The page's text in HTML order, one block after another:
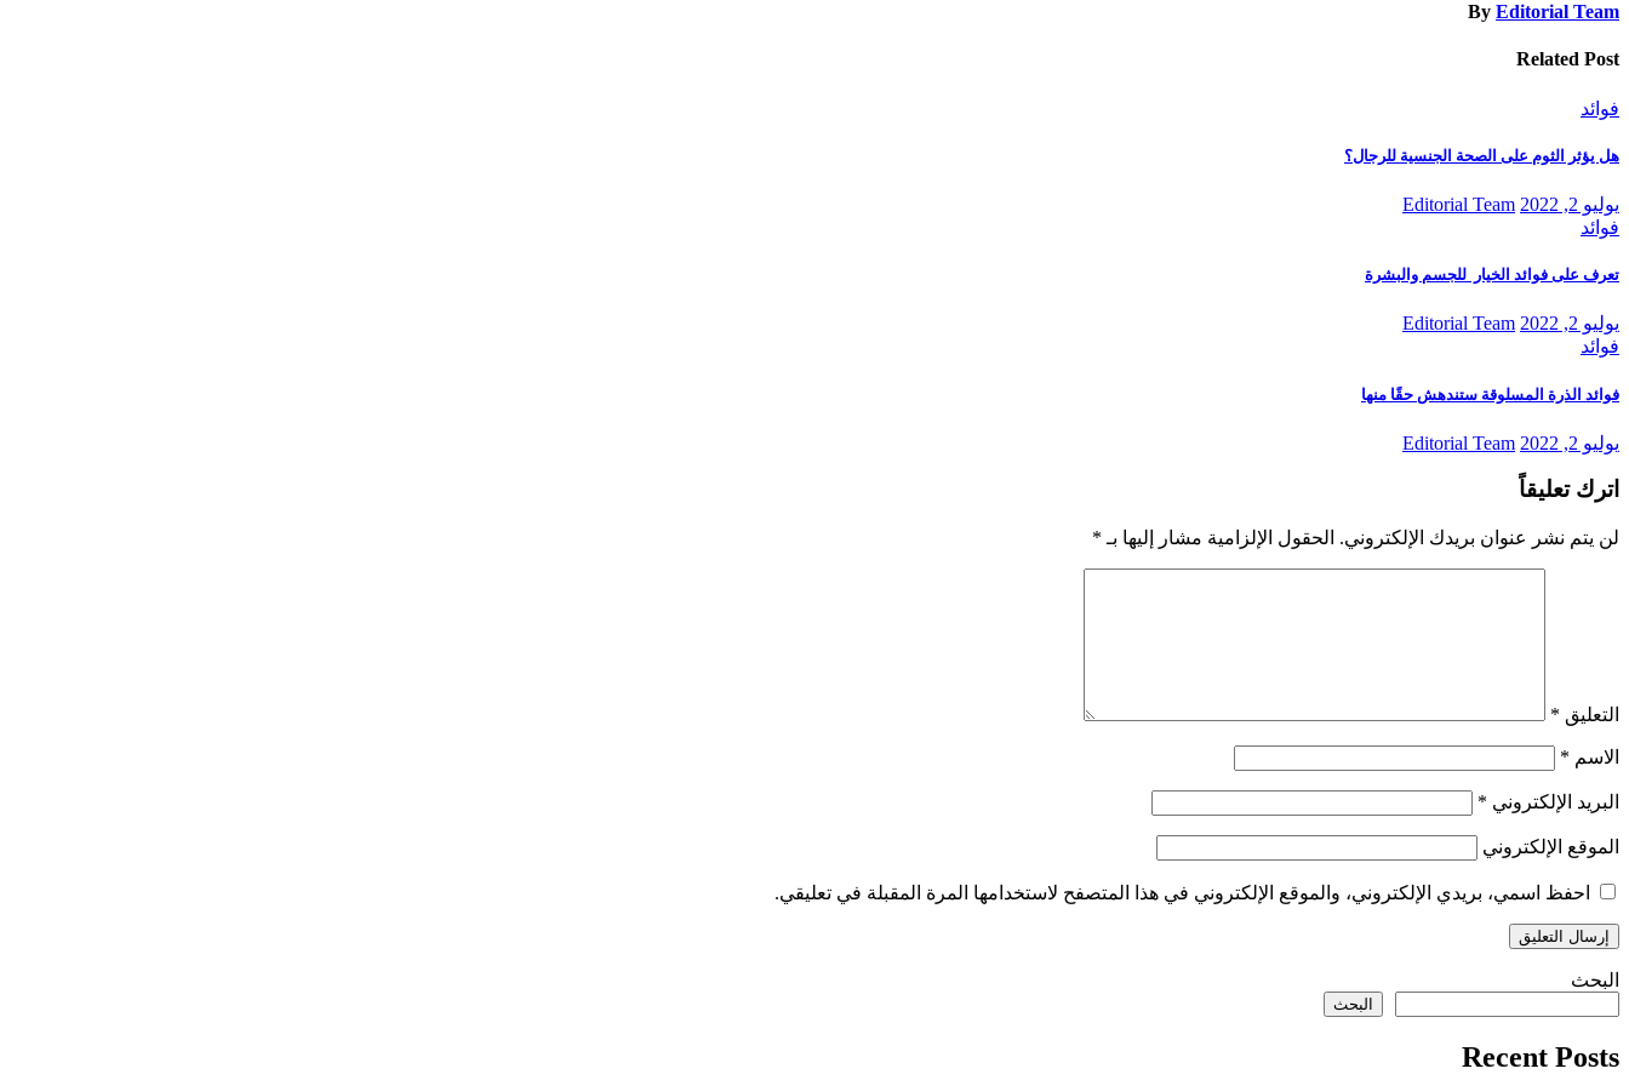
By Editorial Team
Related Post
فوائد
هل يؤثر الثوم على الصحة الجنسية للرجال؟
يوليو 2, 2022
Editorial Team
فوائد
تعرف على فوائد الخيار للجسم والبشرة
يوليو 2, 2022
Editorial Team
فوائد
فوائد الذرة المسلوقة ستندهش حقًا منها
يوليو 2, 2022 Editorial Team
اترك تعليقاً
لن يتم نشر عنوان بريدك الإلكتروني. الحقول الإلزامية مشار إليها بـ *
التعليق *
الاسم *
البريد الإلكتروني *
الموقع الإلكتروني
احفظ اسمي، بريدي الإلكتروني، والموقع الإلكتروني في هذا المتصفح لاستخدامها المرة المقبلة في تعليقي.
البحث
البحث
Recent Posts